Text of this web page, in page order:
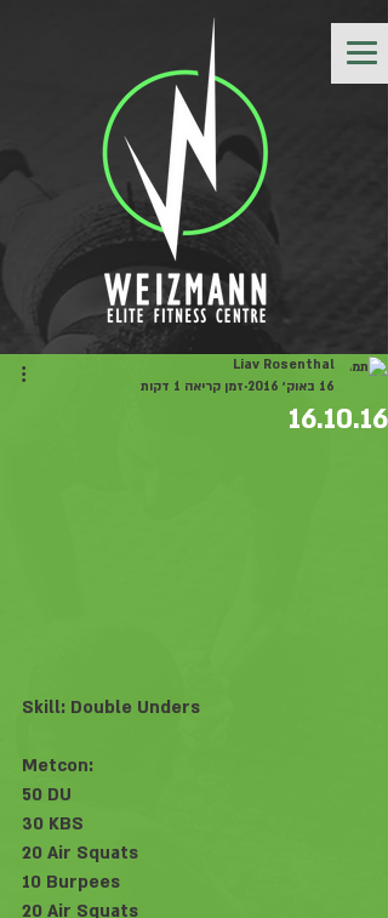
16.10.16
Liav Rosenthal
16 באוק׳ 2016
זמן קריאה 1 דקות
Skill: Double Unders
Metcon:
50 DU
30 KBS
20 Air Squats
10 Burpees
20 Air Squats